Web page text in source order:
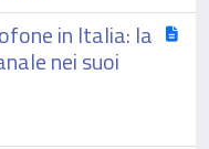
in Italia: la
nei suoi